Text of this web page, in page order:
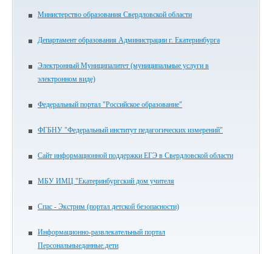
Министерство образования Свердловской области
Департамент образования Администрации г. Екатеринбурга
Электронный Муниципалитет (муниципальные услуги в
электронном виде)
Федеральный портал "Российское образование"
ФГБНУ "Федеральный институт педагогических измерений"
Сайт информационной поддержки ЕГЭ в Свердловской области
МБУ ИМЦ "Екатеринбургский дом учителя
Спас - Экстрим (портал детской безопасности)
Информационно-развлекательный портал
Персональныеданные.дети